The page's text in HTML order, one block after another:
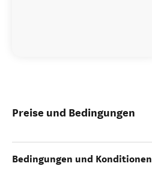
Preise und Bedingungen
Bedingungen und Konditionen